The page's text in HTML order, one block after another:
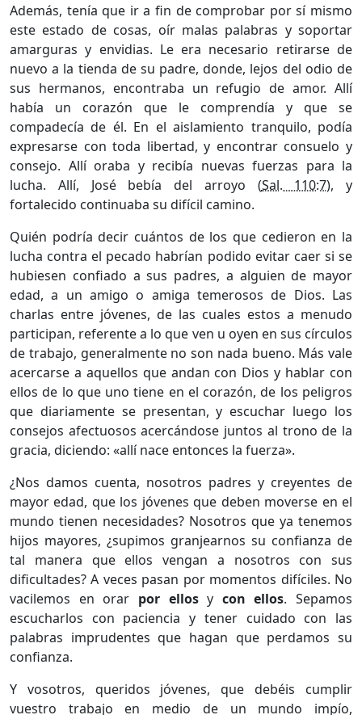
Además, tenía que ir a fin de comprobar por sí mismo
este estado de cosas, oír malas palabras y soportar
amarguras y envidias. Le era necesario retirarse de
nuevo a la tienda de su padre, donde, lejos del odio de
sus hermanos, encontraba un refugio de amor. Allí
había un corazón que le comprendía y que se
compadecía de él. En el aislamiento tranquilo, podía
expresarse con toda libertad, y encontrar consuelo y
consejo. Allí oraba y recibía nuevas fuerzas para la
lucha. Allí, José bebía del arroyo (Sal. 110:7), y
fortalecido continuaba su difícil camino.
Quién podría decir cuántos de los que cedieron en la
lucha contra el pecado habrían podido evitar caer si se
hubiesen confiado a sus padres, a alguien de mayor
edad, a un amigo o amiga temerosos de Dios. Las
charlas entre jóvenes, de las cuales estos a menudo
participan, referente a lo que ven u oyen en sus círculos
de trabajo, generalmente no son nada bueno. Más vale
acercarse a aquellos que andan con Dios y hablar con
ellos de lo que uno tiene en el corazón, de los peligros
que diariamente se presentan, y escuchar luego los
consejos afectuosos acercándose juntos al trono de la
gracia, diciendo: «allí nace entonces la fuerza».
¿Nos damos cuenta, nosotros padres y creyentes de
mayor edad, que los jóvenes que deben moverse en el
mundo tienen necesidades? Nosotros que ya tenemos
hijos mayores, ¿supimos granjearnos su confianza de
tal manera que ellos vengan a nosotros con sus
dificultades? A veces pasan por momentos difíciles. No
vacilemos en orar por ellosy con ellos. Sepamos
escucharlos con paciencia y tener cuidado con las
palabras imprudentes que hagan que perdamos su
confianza.
Y vosotros, queridos jóvenes, que debéis cumplir
vuestro trabajo en medio de un mundo impío,